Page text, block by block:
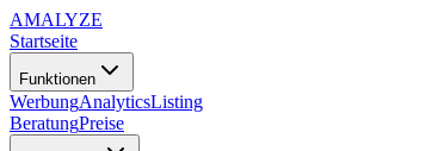
AMALYZE
Startseite
Funktionen
WerbungAnalyticsListing
BeratungPreise